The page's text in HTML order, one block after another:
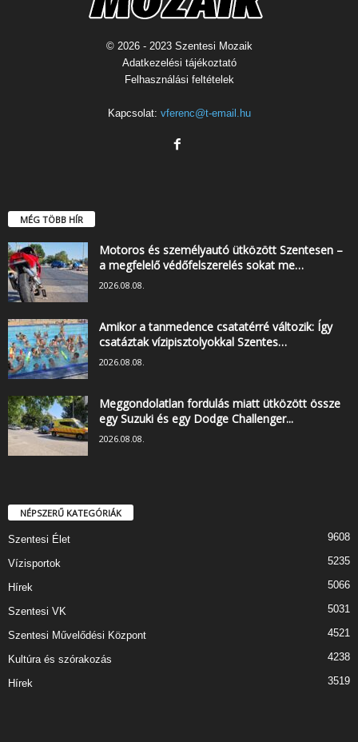
© 2026 - 2023 Szentesi Mozaik
Adatkezelési tájékoztató
Felhasználási feltételek
Kapcsolat: vferenc@t-email.hu
MÉG TÖBB HÍR
Motoros és személyautó ütközött Szentesen –
a megfelelő védőfelszerelés sokat me…
2026.08.08.
Amikor a tanmedence csatatérré változik: Így
csatáztak vízipisztolyokkal Szentes…
2026.08.08.
Meggondolatlan fordulás miatt ütközött össze
egy Suzuki és egy Dodge Challenger...
2026.08.08.
NÉPSZERŰ KATEGÓRIÁK
Szentesi Élet 9608
Vízisportok 5235
Hírek 5066
Szentesi VK 5031
Szentesi Művelődési Központ 4521
Kultúra és szórakozás 4238
Hírek 3519